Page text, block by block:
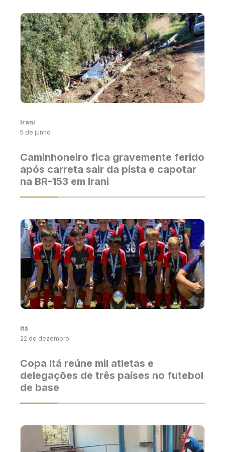
Irani
5 de junho
Caminhoneiro fica gravemente ferido
após carreta sair da pista e capotar
na BR-153 em Irani
Itá
22 de dezembro
Copa Itá reúne mil atletas e
delegações de três países no futebol
de base